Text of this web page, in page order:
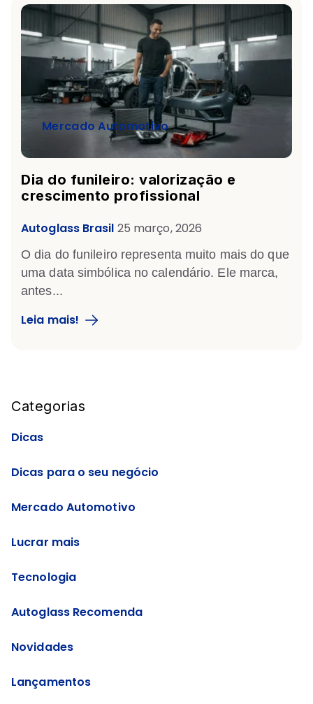
Mercado Automotivo
Dia do funileiro: valorização e
crescimento profissional
Autoglass Brasil 25 março, 2026
Odia do funileirorepresenta muito mais do que
uma data simbólica no calendário. Ele marca,
antes...
Leia mais!
Blog Sidebar
Categorias
Dicas
Dicas para o seu negócio
Mercado Automotivo
Lucrar mais
Tecnologia
Autoglass Recomenda
Novidades
Lançamentos